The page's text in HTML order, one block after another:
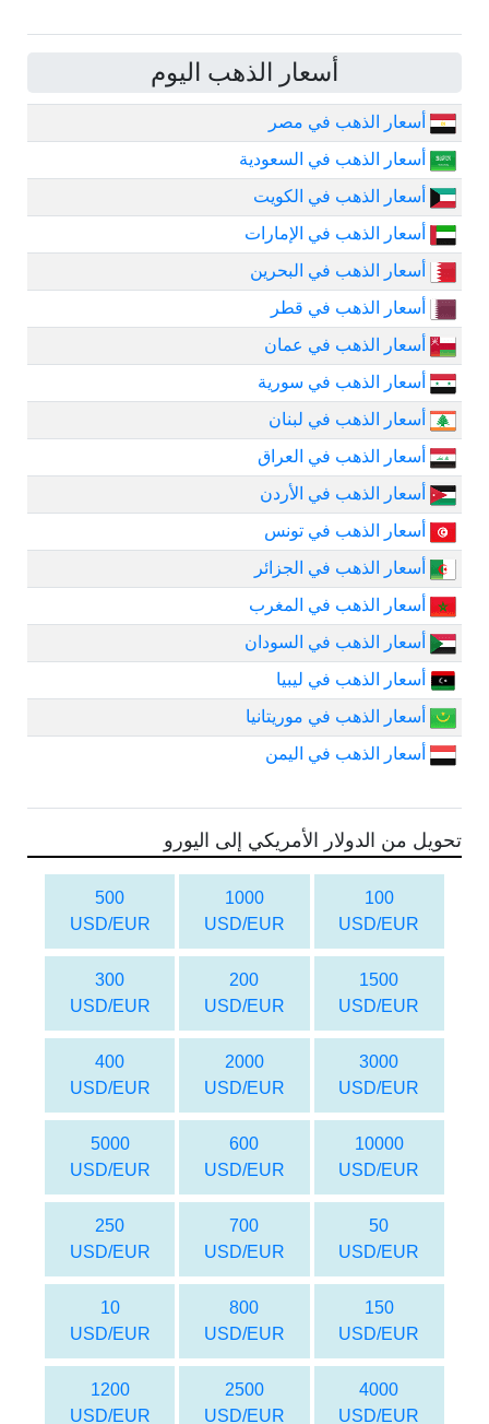
أسعار الذهب اليوم
أسعار الذهب في مصر
أسعار الذهب في السعودية
أسعار الذهب في الكويت
أسعار الذهب في الإمارات
أسعار الذهب في البحرين
أسعار الذهب في قطر
أسعار الذهب في عمان
أسعار الذهب في سورية
أسعار الذهب في لبنان
أسعار الذهب في العراق
أسعار الذهب في الأردن
أسعار الذهب في تونس
أسعار الذهب في الجزائر
أسعار الذهب في المغرب
أسعار الذهب في السودان
أسعار الذهب في ليبيا
أسعار الذهب في موريتانيا
أسعار الذهب في اليمن
تحويل من الدولار الأمريكي إلى اليورو
100
USD/EUR
1000
USD/EUR
500
USD/EUR
1500
USD/EUR
200
USD/EUR
300
USD/EUR
3000
USD/EUR
2000
USD/EUR
400
USD/EUR
10000
USD/EUR
600
USD/EUR
5000
USD/EUR
50
USD/EUR
700
USD/EUR
250
USD/EUR
150
USD/EUR
800
USD/EUR
10
USD/EUR
4000
USD/EUR
2500
USD/EUR
1200
USD/EUR